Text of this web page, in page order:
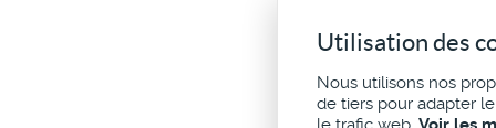
Utilisation des
Nous utilisons nos
de tiers pour adapter